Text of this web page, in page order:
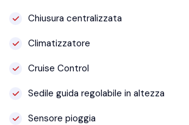
Chiusura centralizzata
Climatizzatore
Cruise Control
Sedile guida regolabile in altezza
Sensore pioggia